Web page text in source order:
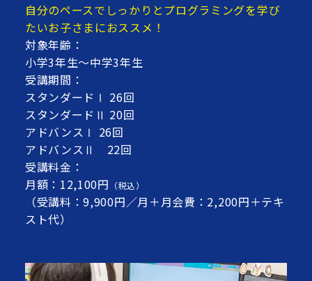
自分のペースでしっかりとプログラミングを学び
たいお子さまにおススメ！
対象年齢：
小学3年生～中学3年生
受講期間：
スタンダードⅠ 26回
スタンダードⅡ 20回
アドバンスⅠ 26回
アドバンスⅡ 22回
受講料金：
月額：12,100円 （税込）
（受講料：9,900円／月＋月会費：2,200円＋テキ
スト代）